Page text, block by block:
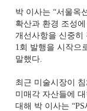
박 이사는 “서울옥
확산과 환경 조성
개선사항을 신중히
1회 발행을 시작으
말했다.
최근 미술시장이
미매각 자산들에
대해 박 이사는